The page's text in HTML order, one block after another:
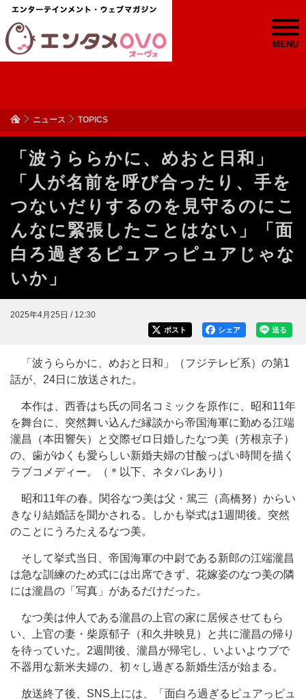
MENU
ニュース TOPICS
「波うららかに、めおと日和」
「人が名前を呼び合ったり、手を
つないだりするのを見守るのにこ
んなに緊張したことはない」「面
白ろ過ぎるピュアっピュアじゃな
いか」
2025年4月25日 / 12:30
送る
シェア
ポスト
「波うららかに、めおと日和」（フジテレビ系）の第1
話が、24日に放送された。
本作は、西香はち氏の同名コミックを原作に、昭和11年
を舞台に、突然舞い込んだ縁談から帝国海軍に勤める江端
瀧昌（本田響矢）と交際ゼロ日婚したなつ美（芳根京子）
の、歯がゆくも愛らしい新婚夫婦の甘酸っぱい時間を描く
ラブコメディー。（＊以下、ネタバレあり）
昭和11年の春。関谷なつ美は父・篤三（高橋努）からい
きなり結婚話を聞かされる。しかも挙式は1週間後。突然
のことにうろたえるなつ美。
そして挙式当日、帝国海軍の中尉である新郎の江端瀧昌
は急な訓練のため式には出席できず、花嫁姿のなつ美の隣
には瀧昌の「写真」があるだけだった。
なつ美は仲人である瀧昌の上官の家に居候させてもら
い、上官の妻・柴原郁子（和久井映見）と共に瀧昌の帰り
を待っていた。2週間後、瀧昌が帰宅し、いよいよウブで
不器用な新米夫婦の、初々し過ぎる新婚生活が始まる。
放送終了後、SNS上には、「面白ろ過ぎるピュアっピュ